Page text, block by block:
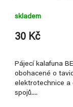
skladem
30 Kč
Pájecí kalafuna
obohacené o
elektrotechnice a
spojů....